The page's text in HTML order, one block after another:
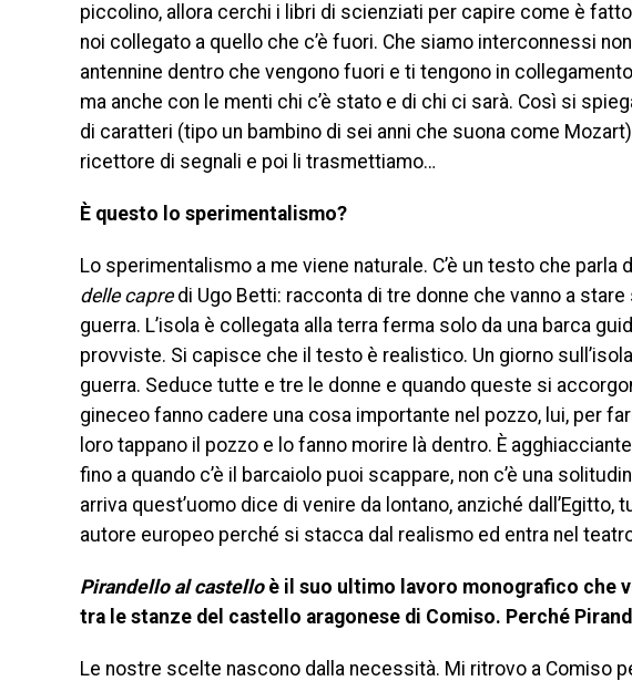
piccolino, allora cerchi i libri di scienziati per capire come è
noi collegato a quello che c’è fuori. Che siamo interconnessi
antennine dentro che vengono fuori e ti tengono in
ma anche con le menti chi c’è stato e di chi ci sarà. Così si
di caratteri (tipo un bambino di sei anni che suona come
ricettore di segnali e poi li trasmettiamo…
È questo lo sperimentalismo?
Lo sperimentalismo a me viene naturale. C’è un testo che parla
delle capredi Ugo Betti: racconta di tre donne che vanno a stare
guerra. L’isola è collegata alla terra ferma solo da una barca
provviste. Si capisce che il testo è realistico. Un giorno
guerra. Seduce tutte e tre le donne e quando queste si
gineceo fanno cadere una cosa importante nel pozzo, lui, per
loro tappano il pozzo e lo fanno morire là dentro. È
fino a quando c’è il barcaiolo puoi scappare, non c’è una
arriva quest’uomo dice di venire da lontano, anziché
autore europeo perché si stacca dal realismo ed entra nel
Pirandello al castelloè il suo ultimo lavoro monografico che
tra le stanze del castello aragonese di Comiso. Perché
Le nostre scelte nascono dalla necessità. Mi ritrovo a Comiso